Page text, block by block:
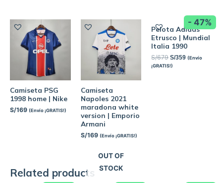
Camiseta PSG
1998 home | Nike
S/169 (Envío ¡GRATIS!)
Camiseta
Napoles 2021
maradona white
version | Emporio
Armani
S/169 (Envío ¡GRATIS!)
- 47%
Pelota Adidas
Etrusco | Mundial
Italia 1990
S/679 S/359 (Envío
¡GRATIS!)
Related products
OUT OF
STOCK